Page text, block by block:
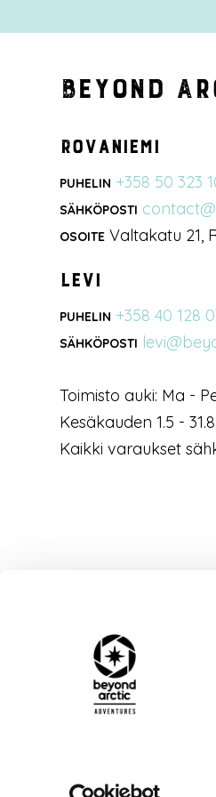
Beyond
Rovaniemi
PUHELIN +358 50 323
SÄHKÖPOSTI
OSOITE Valtakatu 21,
Levi
PUHELIN +358 40 128
SÄHKÖPOSTI
Toimisto auki: Ma -
Kesäkauden 1.5 -
Kaikki varaukset